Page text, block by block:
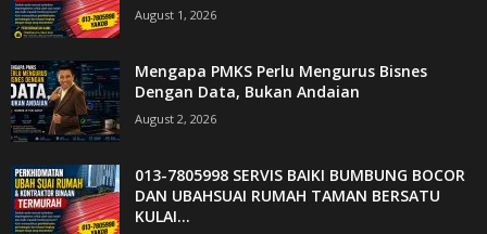
August 1, 2026
Mengapa PMKS Perlu Mengurus Bisnes
Dengan Data, Bukan Andaian
August 2, 2026
013-7805998 SERVIS BAIKI BUMBUNG BOCOR
DAN UBAHSUAI RUMAH TAMAN BERSATU
KULAI...